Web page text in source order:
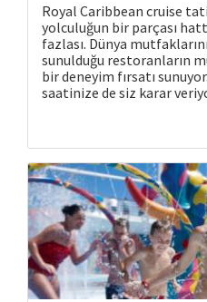
Royal Caribbean cruise
yolculuğun bir parçası
fazlası. Dünya
sunulduğu restoranların
bir deneyim fırsatı
saatinize de siz karar